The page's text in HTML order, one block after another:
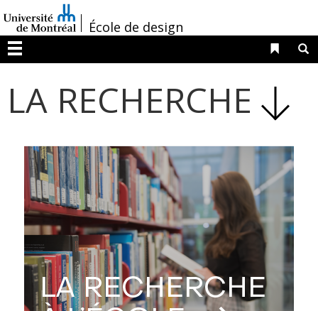
au
contenu
/École de design
Menu
Liens
LA RECHERCHE